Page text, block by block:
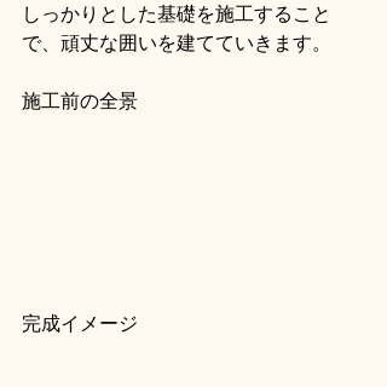
しっかりとした基礎を施工すること
で、頑丈な囲いを建てていきます。
施工前の全景
完成イメージ